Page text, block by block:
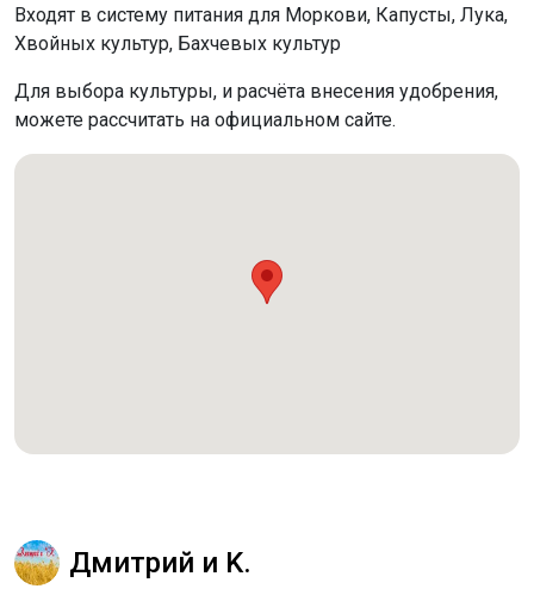
Входят в систему питания для Моркови, Капусты, Лука,
Хвойных культур, Бахчевых культур
Для выбора культуры, и расчёта внесения удобрения,
можете рассчитать на официальном сайте.
Дмитрий и K.